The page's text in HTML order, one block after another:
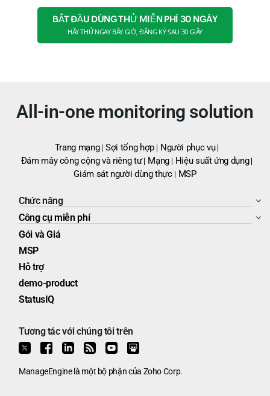
BẮT ĐẦU DÙNG THỬ MIỄN PHÍ 30 NGÀY
HÃY THỬ NGAY BÂY GIỜ, ĐĂNG KÝ SAU 30 GIÂY
All-in-one monitoring solution
Trang mạng Sợi tổng hợp
Người phục vụ
Đám mây công cộng và riêng tư Mạng
Hiệu suất ứng dụng
Giám sát người dùng thực
MSP
Chức năng
Công cụ miễn phí
Gói và Giá
MSP
Hỗ trợ
demo-product
StatusIQ
Tương tác với chúng tôi trên
ManageEnginelà một bộ phận của Zoho Corp.